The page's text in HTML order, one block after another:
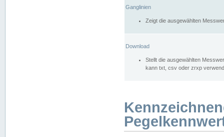
Ganglinien
Zeigt die ausgewählten
Download
Stellt die ausgewählten
kann txt, csv oder zrxp